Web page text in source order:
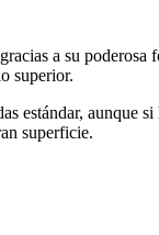
a su
superior.
aunque
superficie.